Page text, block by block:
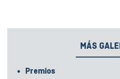
MÁS
Premios